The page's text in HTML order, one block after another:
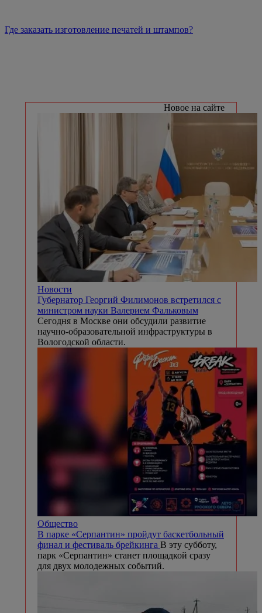
Где заказать изготовление печатей и штампов?
Новое на сайте
Новости
Губернатор Георгий Филимонов встретился с
министром науки Валерием Фальковым
Сегодня в Москве они обсудили развитие
научно-образовательной инфраструктуры в
Вологодской области.
Общество
В парке «Серпантин» пройдут баскетбольный
финал и фестиваль брейкинга В эту субботу,
парк «Серпантин» станет площадкой сразу
для двух молодежных событий.